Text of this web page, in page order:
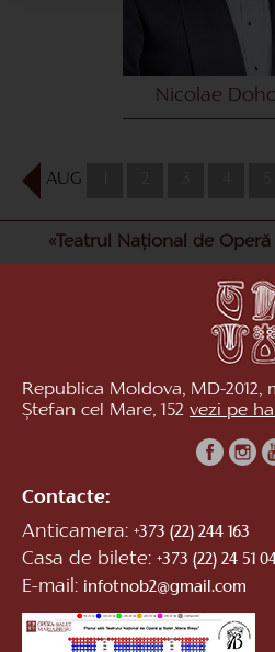
Nicolae
AUG
«Teatrul Național de Operă
Republica Moldova, MD-2012,
Ștefan cel Mare, 152 vezi pe
Contacte:
Anticamera: +373 (22) 244 163
Casa de bilete: +373 (22) 24 51
E-mail: infotnob2@gmail.com